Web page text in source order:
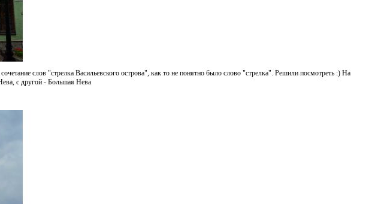
слов "стрелка Васильевского острова", как то не понятно было слово "стрелка". Решили посмотреть :) На
с другой - Большая Нева